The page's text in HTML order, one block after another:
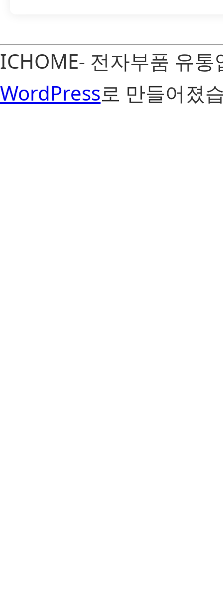
ICHOME- 전자부품 유
WordPress로 만들어졌